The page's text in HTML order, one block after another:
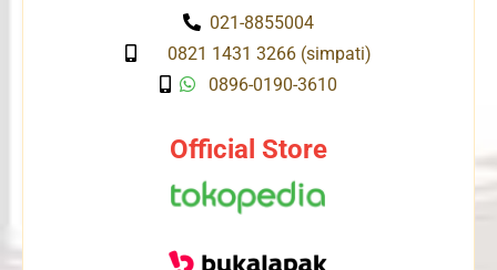
021-8855004
0821 1431 3266 (simpati)
0896-0190-3610
Official Store